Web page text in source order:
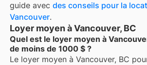
guide avec des conseils pour la
Vancouver.
Loyer moyen à Vancouver, BC
Quel est le loyer moyen à
de moins de 1000 $ ?
Le loyer moyen à Vancouver, BC